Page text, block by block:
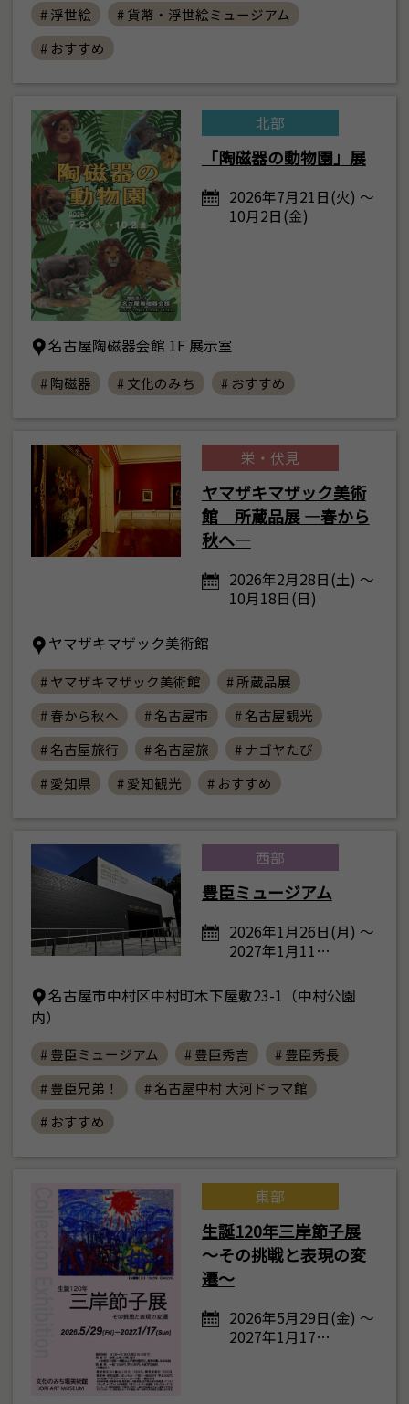
# 浮世絵
# 貨幣・浮世絵ミュージアム
# おすすめ
北部
「陶磁器の動物園」展
2026年7月21日(火) ～
10月2日(金)
名古屋陶磁器会館 1F 展示室
# 陶磁器 # 文化のみち # おすすめ
栄・伏見
ヤマザキマザック美術
館 所蔵品展 ―春から
秋へ―
2026年2月28日(土) ～
10月18日(日)
ヤマザキマザック美術館
# ヤマザキマザック美術館
# 所蔵品展
# 春から秋へ
# 名古屋市
# 名古屋観光
# 名古屋旅行
# 名古屋旅
# ナゴヤたび
# 愛知県
# 愛知観光 # おすすめ
西部
豊臣ミュージアム
2026年1月26日(月) ～
2027年1月11…
名古屋市中村区中村町木下屋敷23-1（中村公園
内）
# 豊臣ミュージアム # 豊臣秀吉
# 豊臣秀長
# 豊臣兄弟！
# 名古屋中村 大河ドラマ館
# おすすめ
東部
生誕120年三岸節子展
～その挑戦と表現の変
遷～
2026年5月29日(金) ～
2027年1月17…